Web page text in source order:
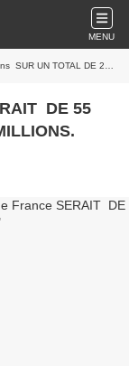
MENU
TOTAL DE 224 MILLIONS.
DE 55